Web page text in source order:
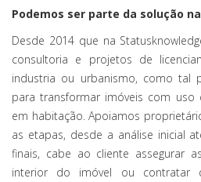
Podemos ser parte da solução
Desde 2014 que na
consultoria e projetos de
industria ou urbanismo, como tal
para transformar imóveis com uso
em habitação. Apoiamos
as etapas, desde a análise inicial
finais, cabe ao cliente assegurar
interior do imóvel ou contratar